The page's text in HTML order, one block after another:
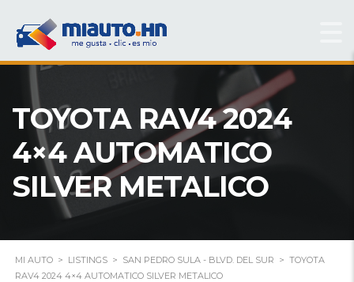
TOYOTA RAV4 2024
4×4 AUTOMATICO
SILVER METALICO
MI AUTO > LISTINGS > SAN PEDRO SULA - BLVD. DEL SUR > TOYOTA
RAV4 2024 4×4 AUTOMATICO SILVER METALICO